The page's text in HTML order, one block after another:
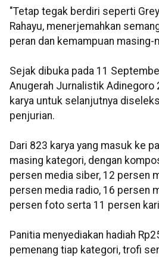
"Tetap tegak berdiri seperti
Rahayu, menerjemahkan
peran dan kemampuan masing-
Sejak dibuka pada 11
Anugerah Jurnalistik Adinegoro
karya untuk selanjutnya
penjurian.
Dari 823 karya yang masuk ke
masing kategori, dengan
persen media siber, 12 persen
persen media radio, 16 persen
persen foto serta 11 persen
Panitia menyediakan hadiah
pemenang tiap kategori, trofi